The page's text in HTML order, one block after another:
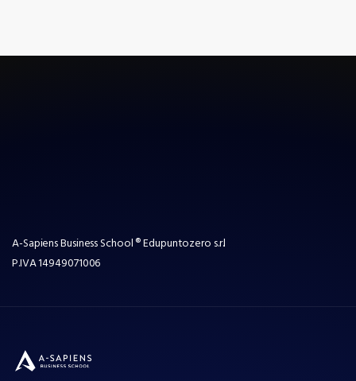
A-Sapiens Business School ® Edupuntozero s.r.l
P.IVA14949071006